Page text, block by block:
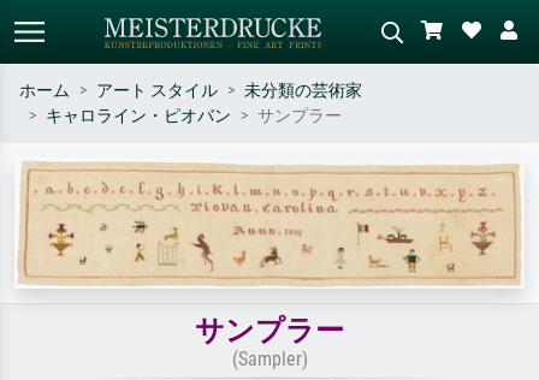
作家名・作品名・スタイルで検索
– 例：モネ、星月夜、印象派、北
斎の波、ヌード。
シーンを説明してください – 例：
緑の草原、赤の多い抽象画、暗い
油絵、木のそばの立ち姿のヌー
ド。
ホーム アート スタイル
未分類の芸術家
キャロライン・ピオバン
サンプラー
サンプラー
(Sampler)